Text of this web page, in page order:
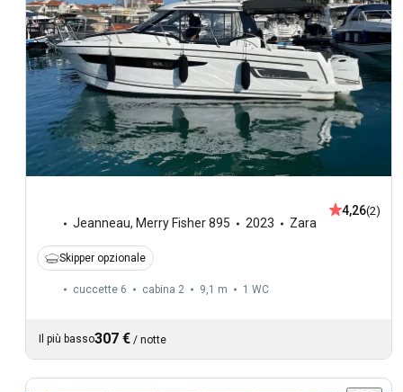
Jeanneau, Merry Fisher 895 2023 Zara
4,26(2)
Skipper opzionale
cuccette 6 cabina 2 9,1 m 1 WC
Il più basso307 € / notte